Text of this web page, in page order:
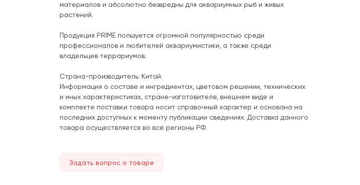
материалов и абсолютно безвредны для аквариумных рыб и живых
растений.
Продукция PRIME пользуется огромной популярностью среди
профессионалов и любителей аквариумистики, а также среди
владельцев террариумов.
Страна-производитель: Китай.
Информация о составе и ингредиентах, цветовом решении, технических
и иных характеристиках, стране-изготовителе, внешнем виде и
комплекте поставки товара носит справочный характер и основана на
последних доступных к моменту публикации сведениях. Доставка данного
товара осуществляется во все регионы РФ.
Задать вопрос о товаре